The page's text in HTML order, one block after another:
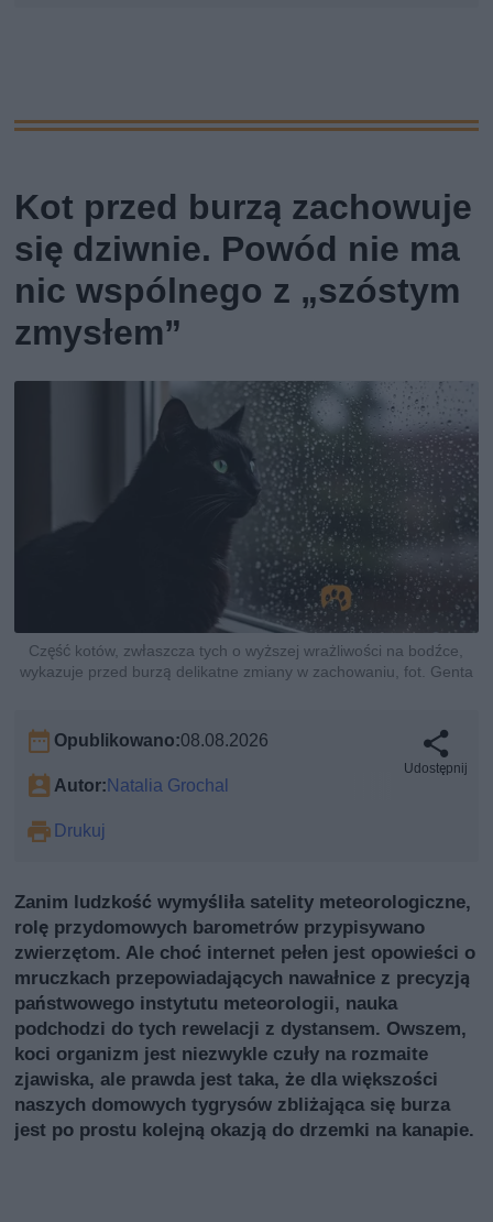
Kot przed burzą zachowuje
się dziwnie. Powód nie ma
nic wspólnego z „szóstym
zmysłem”
Część kotów, zwłaszcza tych o wyższej wrażliwości na bodźce,
wykazuje przed burzą delikatne zmiany w zachowaniu, fot. Genta
Opublikowano:08.08.2026
Autor: Natalia Grochal
Drukuj
Udostępnij
Zanim ludzkość wymyśliła satelity meteorologiczne,
rolę przydomowych barometrów przypisywano
zwierzętom. Ale choć internet pełen jest opowieści o
mruczkach przepowiadających nawałnice z precyzją
państwowego instytutu meteorologii, nauka
podchodzi do tych rewelacji z dystansem. Owszem,
koci organizm jest niezwykle czuły na rozmaite
zjawiska, ale prawda jest taka, że dla większości
naszych domowych tygrysów zbliżająca się burza
jest po prostu kolejną okazją do drzemki na kanapie.